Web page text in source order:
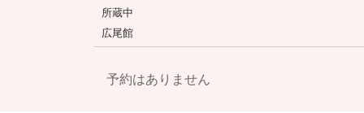
所蔵中
広尾館
予約はありません